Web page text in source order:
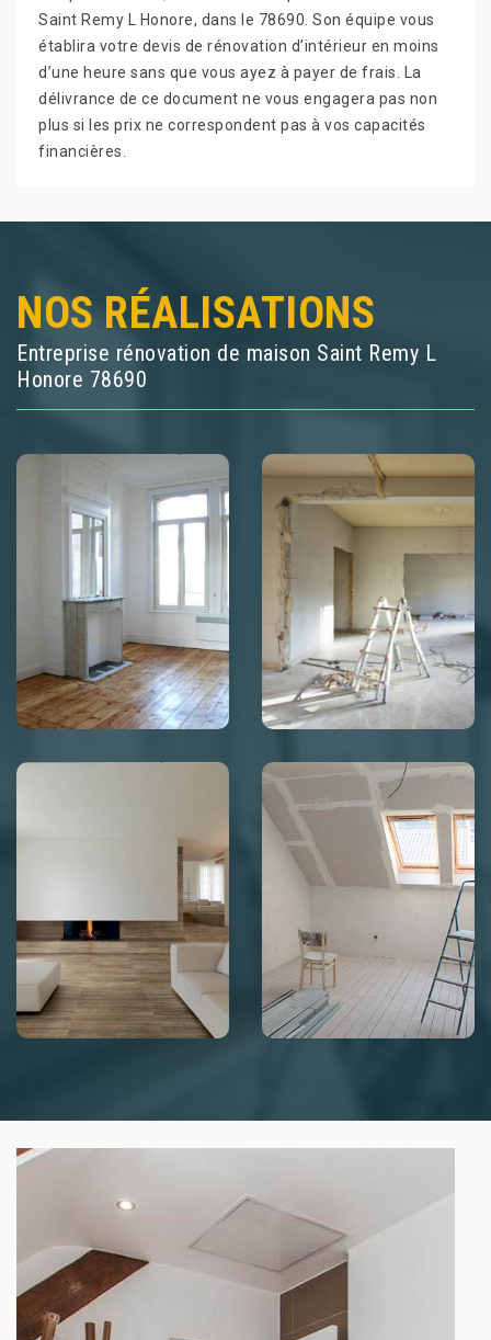
Saint Remy L Honore, dans le 78690. Son équipe vous
établira votre devis de rénovation d’intérieur en moins
d’une heure sans que vous ayez à payer de frais. La
délivrance de ce document ne vous engagera pas non
plus si les prix ne correspondent pas à vos capacités
financières.
NOS RÉALISATIONS
Entreprise rénovation de maison Saint Remy L
Honore 78690